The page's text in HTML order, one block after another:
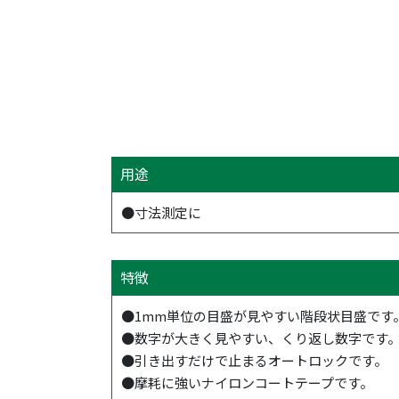
用途
●寸法測定に
特徴
●1mm単位の目盛が見やすい階段状目盛です
●数字が大きく見やすい、くり返し数字です
●引き出すだけで止まるオートロックです。
●摩耗に強いナイロンコートテープです。